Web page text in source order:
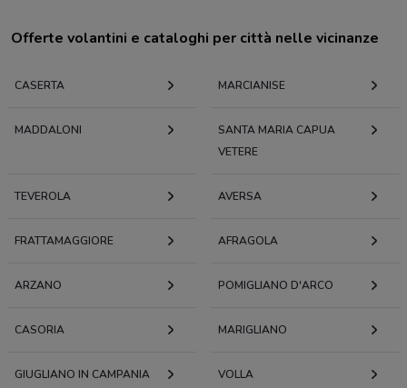
Offerte volantini e cataloghi per città nelle vicinanze
CASERTA MARCIANISE
MADDALONI
SANTA MARIA CAPUA
VETERE
TEVEROLA AVERSA
FRATTAMAGGIORE AFRAGOLA
ARZANO POMIGLIANO D'ARCO
CASORIA MARIGLIANO
GIUGLIANO IN CAMPANIA VOLLA